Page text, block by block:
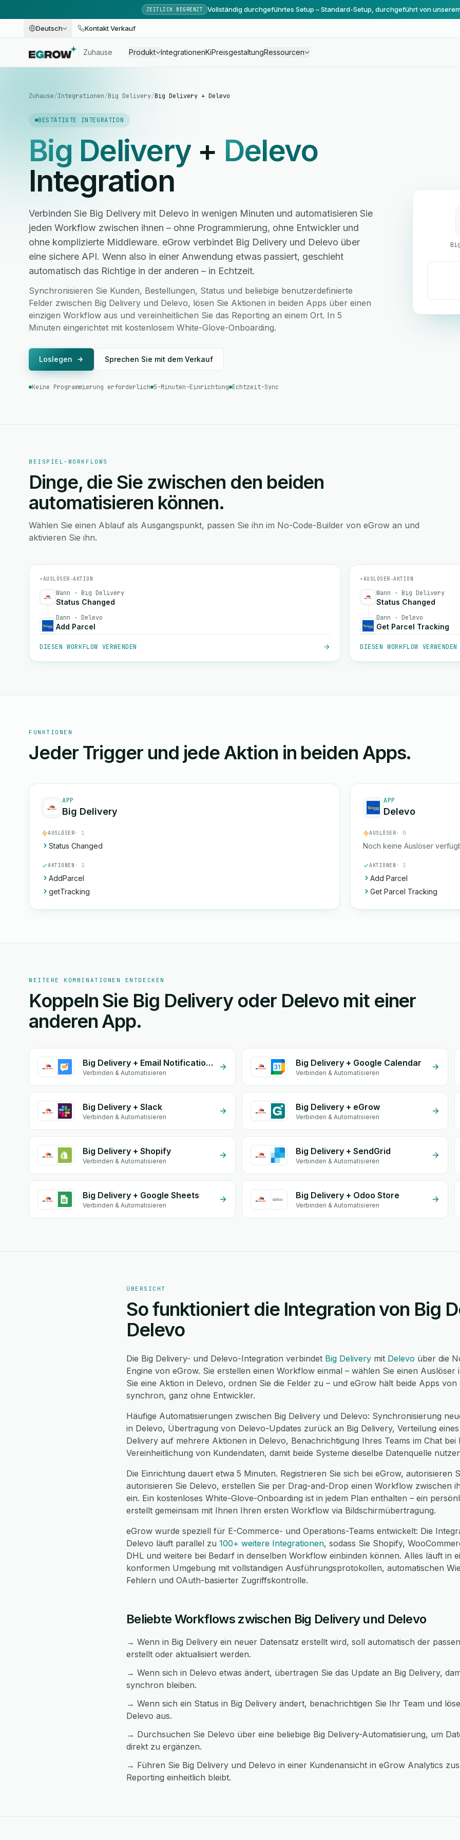
ZEITLICH BEGRENZT Vollständig durchgeführtes Setup – Standard-Setup, durchgeführt von
Deutsch Kontakt Verkauf
Zuhause Produkt IntegrationenKiPreisgestaltungRessourcen
Zuhause/Integrationen/Big Delivery/Big Delivery + Delevo
BESTÄTIGTE INTEGRATION
Big Delivery + Delevo
Integration
Verbinden Sie Big Delivery mit Delevo in wenigen Minuten und automatisieren Sie
jeden Workflow zwischen ihnen – ohne Programmierung, ohne Entwickler und
ohne komplizierte Middleware. eGrow verbindet Big Delivery und Delevo über
eine sichere API. Wenn also in einer Anwendung etwas passiert, geschieht
automatisch das Richtige in der anderen – in Echtzeit.
Synchronisieren Sie Kunden, Bestellungen, Status und beliebige benutzerdefinierte
Felder zwischen Big Delivery und Delevo, lösen Sie Aktionen in beiden Apps über einen
einzigen Workflow aus und vereinheitlichen Sie das Reporting an einem Ort. In 5
Minuten eingerichtet mit kostenlosem White-Glove-Onboarding.
Loslegen Sprechen Sie mit dem Verkauf
Keine Programmierung erforderlich 5-Minuten-Einrichtung Echtzeit-Sync
BEISPIEL-WORKFLOWS
Dinge, die Sie zwischen den beiden
automatisieren können.
Wählen Sie einen Ablauf als Ausgangspunkt, passen Sie ihn im No-Code-Builder von eGrow an und
aktivieren Sie ihn.
⚡AUSLÖSER→AKTION
Wann · Big Delivery
Status Changed
Dann · Delevo
Add Parcel
DIESEN WORKFLOW VERWENDEN
⚡AUSLÖSER→AKTION
Wann · Big Delivery
Status Changed
Dann · Delevo
Get Parcel Tracking
DIESEN WORKFLOW VERWENDEN
FUNKTIONEN
Jeder Trigger und jede Aktion in beiden Apps.
APP
Big Delivery
AUSLÖSER· 1
Status Changed
AKTIONEN · 2
AddParcel
getTracking
APP
Delevo
AUSLÖSER· 0
Noch keine Auslöser
AKTIONEN · 2
Add Parcel
Get Parcel Tracking
WEITERE KOMBINATIONEN ENTDECKEN
Koppeln Sie Big Delivery oder Delevo mit einer
anderen App.
Big Delivery + Email Notifications by eGrow
Verbinden & Automatisieren
Big Delivery + Google Calendar
Verbinden & Automatisieren
Big Delivery + Slack
Verbinden & Automatisieren
Big Delivery + eGrow
Verbinden & Automatisieren
Big Delivery + Shopify
Verbinden & Automatisieren
Big Delivery + SendGrid
Verbinden & Automatisieren
Big Delivery + Google Sheets
Verbinden & Automatisieren
Big Delivery + Odoo Store
Verbinden & Automatisieren
ÜBERSICHT
So funktioniert die Integration von Big
Delevo
Die Big Delivery- und Delevo-Integration verbindet Big Delivery mit Delevo über die
Engine von eGrow. Sie erstellen einen Workflow einmal – wählen Sie einen Auslöser
Sie eine Aktion in Delevo, ordnen Sie die Felder zu – und eGrow hält beide Apps von
synchron, ganz ohne Entwickler.
Häufige Automatisierungen zwischen Big Delivery und Delevo: Synchronisierung
in Delevo, Übertragung von Delevo-Updates zurück an Big Delivery, Verteilung eines
Delivery auf mehrere Aktionen in Delevo, Benachrichtigung Ihres Teams im Chat bei
Vereinheitlichung von Kundendaten, damit beide Systeme dieselbe Datenquelle
Die Einrichtung dauert etwa 5 Minuten. Registrieren Sie sich bei eGrow, autorisieren
autorisieren Sie Delevo, erstellen Sie per Drag-and-Drop einen Workflow zwischen
ein. Ein kostenloses White-Glove-Onboarding ist in jedem Plan enthalten – ein
erstellt gemeinsam mit Ihnen Ihren ersten Workflow via Bildschirmübertragung.
eGrow wurde speziell für E-Commerce- und Operations-Teams entwickelt: Die
Delevo läuft parallel zu 100+ weitere Integrationen, sodass Sie Shopify,
DHL und weitere bei Bedarf in denselben Workflow einbinden können. Alles läuft in
konformen Umgebung mit vollständigen Ausführungsprotokollen, automatischen
Fehlern und OAuth-basierter Zugriffskontrolle.
Beliebte Workflows zwischen Big Delivery und Delevo
→ Wenn in Big Delivery ein neuer Datensatz erstellt wird, soll automatisch der
erstellt oder aktualisiert werden.
→ Wenn sich in Delevo etwas ändert, übertragen Sie das Update an Big Delivery,
synchron bleiben.
→ Wenn sich ein Status in Big Delivery ändert, benachrichtigen Sie Ihr Team und
Delevo aus.
→ Durchsuchen Sie Delevo über eine beliebige Big Delivery-Automatisierung, um
direkt zu ergänzen.
→ Führen Sie Big Delivery und Delevo in einer Kundenansicht in eGrow Analytics
Reporting einheitlich bleibt.